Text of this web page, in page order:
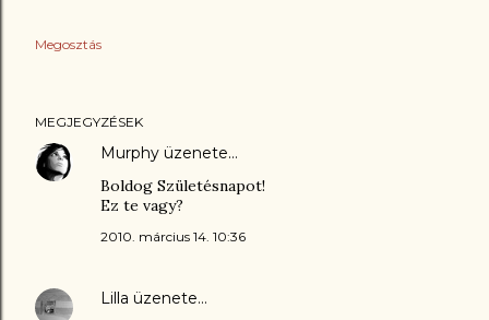
Megosztás
MEGJEGYZÉSEK
Murphy üzenete…
Boldog Születésnapot!
Ez te vagy?
2010. március 14. 10:36
Lilla üzenete…